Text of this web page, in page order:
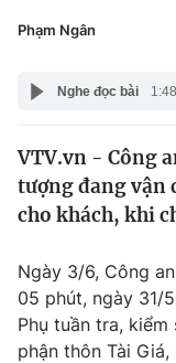
Thế giới
Thế giới đó đây
Câu chuyện quốc
Kinh tế
Tài chính
Thị trường
Dữ liệu và đời
Đời sống
Giáo dục
Phạm Ngân
Nghe đọc bài 1:48
VTV.vn - Công
tượng đang vận
cho khách, khi
Ngày 3/6, Công
05 phút, ngày 31/
Phụ tuần tra,
phận thôn Tài